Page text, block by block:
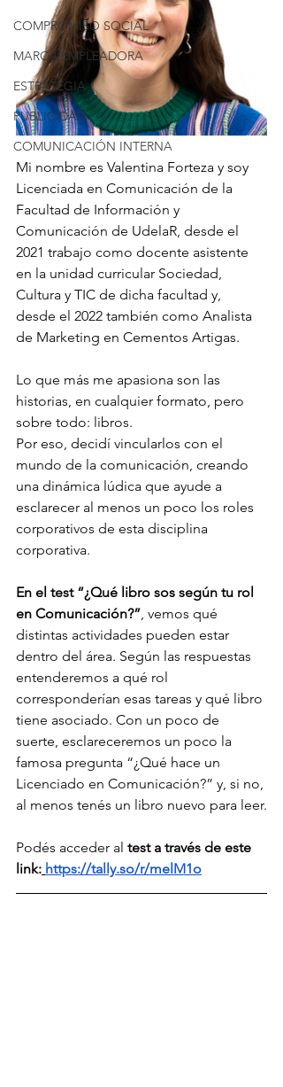
COMPROMISO SOCIAL
MARCA EMPLEADORA
ESTRATEGIA
PUBLICIDAD
COMUNICACIÓN INTERNA
Mi nombre es Valentina Forteza y soy
Licenciada en Comunicación de la
Facultad de Información y
Comunicación de UdelaR, desde el
2021 trabajo como docente asistente
en la unidad curricular Sociedad,
Cultura y TIC de dicha facultad y,
desde el 2022 también como Analista
de Marketing en Cementos Artigas.
Lo que más me apasiona son las
historias, en cualquier formato, pero
sobre todo: libros.
Por eso, decidí vincularlos con el
mundo de la comunicación, creando
una dinámica lúdica que ayude a
esclarecer al menos un poco los roles
corporativos de esta disciplina
corporativa.
En el test “¿Qué libro sos según tu rol
en Comunicación?”, vemos qué
distintas actividades pueden estar
dentro del área. Según las respuestas
entenderemos a qué rol
corresponderían esas tareas y qué libro
tiene asociado. Con un poco de
suerte, esclareceremos un poco la
famosa pregunta “¿Qué hace un
Licenciado en Comunicación?” y, si no,
al menos tenés un libro nuevo para leer.
Podés acceder al test a través de este
link: https://tally.so/r/melM1o